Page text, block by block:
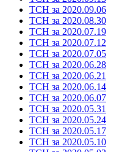
ТСН за 2020.09.06
ТСН за 2020.08.30
ТСН за 2020.07.19
ТСН за 2020.07.12
ТСН за 2020.07.05
ТСН за 2020.06.28
ТСН за 2020.06.21
ТСН за 2020.06.14
ТСН за 2020.06.07
ТСН за 2020.05.31
ТСН за 2020.05.24
ТСН за 2020.05.17
ТСН за 2020.05.10